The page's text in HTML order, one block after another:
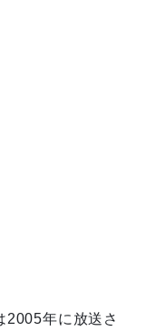
2005年に放送さ